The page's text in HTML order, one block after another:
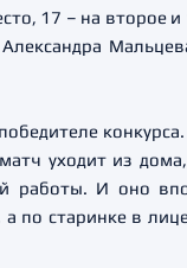
17 – на второе и
уходит из
работы. И оно
по старинке в